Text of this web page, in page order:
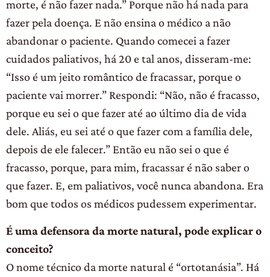
morte, é não fazer nada.” Porque não há nada para
fazer pela doença. E não ensina o médico a não
abandonar o paciente. Quando comecei a fazer
cuidados paliativos, há 20 e tal anos, disseram-me:
“Isso é um jeito romântico de fracassar, porque o
paciente vai morrer.” Respondi: “Não, não é fracasso,
porque eu sei o que fazer até ao último dia de vida
dele. Aliás, eu sei até o que fazer com a família dele,
depois de ele falecer.” Então eu não sei o que é
fracasso, porque, para mim, fracassar é não saber o
que fazer. E, em paliativos, você nunca abandona. Era
bom que todos os médicos pudessem experimentar.
É uma defensora da morte natural, pode explicar o
conceito?
O nome técnico da morte natural é “ortotanásia”. Há